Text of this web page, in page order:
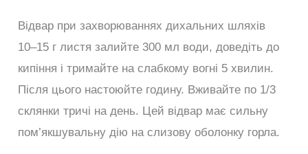
Відвар при захворюваннях дихальних шляхів
10–15 г листя залийте 300 мл води, доведіть до
кипіння і тримайте на слабкому вогні 5 хвилин.
Після цього настоюйте годину. Вживайте по 1/3
склянки тричі на день. Цей відвар має сильну
пом’якшувальну дію на слизову оболонку горла.